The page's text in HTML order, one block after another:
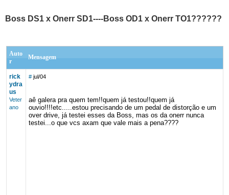
Boss DS1 x Onerr SD1----Boss OD1 x Onerr TO1??????
Auto
r
Mensagem
rick
ydra
us
Veter
ano
# jul/04
aê galera pra quem tem!!quem já testou!!quem já
ouvio!!!!etc.....estou precisando de um pedal de distorção e um
over drive, já testei esses da Boss, mas os da onerr nunca
testei...o que vcs axam que vale mais a pena????